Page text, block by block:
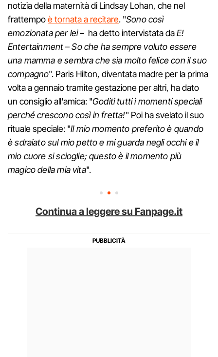
notizia della maternità di Lindsay Lohan, che nel
frattempoè tornata a recitare. "Sono così
emozionata per lei– ha detto intervistata daE!
Entertainment–So che ha sempre voluto essere
una mamma e sembra che sia molto felice con il suo
compagno". Paris Hilton, diventata madre per la prima
volta a gennaio tramite gestazione per altri, ha dato
un consiglio all'amica: "Goditi tutti i momenti speciali
perché crescono così in fretta!" Poi ha svelato il suo
rituale speciale: "Il mio momento preferito è quando
è sdraiato sul mio petto e mi guarda negli occhi e il
mio cuore si scioglie; questo è il momento più
magico della mia vita".
Continua a leggere su Fanpage.it